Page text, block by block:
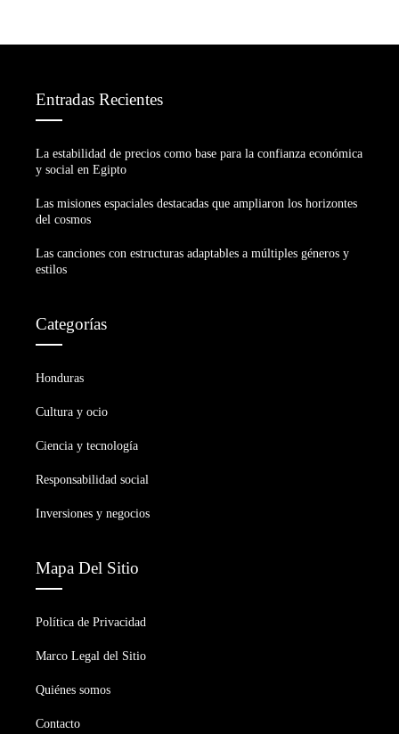
Entradas Recientes
La estabilidad de precios como base para la confianza económica
y social en Egipto
Las misiones espaciales destacadas que ampliaron los horizontes
del cosmos
Las canciones con estructuras adaptables a múltiples géneros y
estilos
Categorías
Honduras
Cultura y ocio
Ciencia y tecnología
Responsabilidad social
Inversiones y negocios
Mapa Del Sitio
Política de Privacidad
Marco Legal del Sitio
Quiénes somos
Contacto